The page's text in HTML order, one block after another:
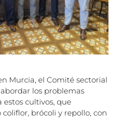
Murcia, el Comité sectorial
los problemas
estos cultivos, que
brócoli y repollo, con